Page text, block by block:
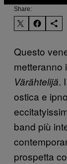
Share:
Questo
metteranno
Värähtelijä.
ostica e
band più
prospetta